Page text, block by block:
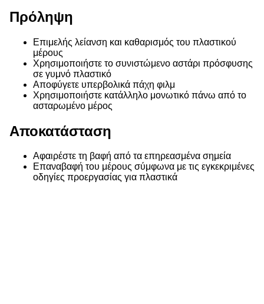
Πρόληψη
Επιμελής λείανση και καθαρισμός του πλαστικού
μέρους
Χρησιμοποιήστε το συνιστώμενο αστάρι πρόσφυσης
σε γυμνό πλαστικό
Αποφύγετε υπερβολικά πάχη φιλμ
Χρησιμοποιήστε κατάλληλο μονωτικό πάνω από το
ασταρωμένο μέρος
Αποκατάσταση
Αφαιρέστε τη βαφή από τα επηρεασμένα σημεία
Επαναβαφή του μέρους σύμφωνα με τις εγκεκριμένες
οδηγίες προεργασίας για πλαστικά